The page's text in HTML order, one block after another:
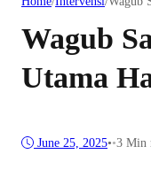
Wagub
Utama
June 25, 2025••3 Min